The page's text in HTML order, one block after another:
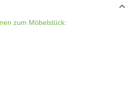
zum Möbelstück: